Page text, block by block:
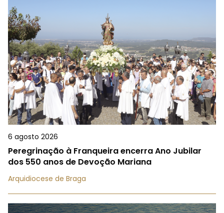
6 agosto 2026
Peregrinação à Franqueira encerra Ano Jubilar
dos 550 anos de Devoção Mariana
Arquidiocese de Braga